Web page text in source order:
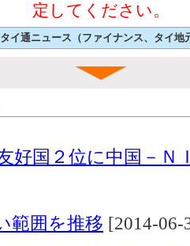
定してください。
イ通ニュース（ファイナンス、タイ地
好国２位に中国－Ｎ
範囲を推移 [2014-06-